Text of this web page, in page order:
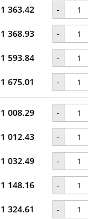
1 363.42 -
1 368.93 -
1 593.84 -
1 675.01 -
1 008.29 -
1 012.43 -
1 032.49 -
1 148.16 -
1 324.61 -